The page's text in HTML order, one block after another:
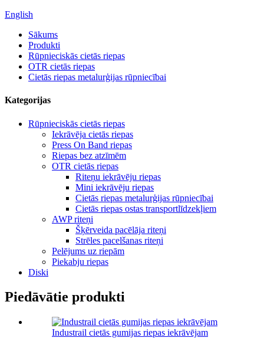
English
Sākums
Produkti
Rūpnieciskās cietās riepas
OTR cietās riepas
Cietās riepas metalurģijas rūpniecībai
Kategorijas
Rūpnieciskās cietās riepas
Iekrāvēja cietās riepas
Press On Band riepas
Riepas bez atzīmēm
OTR cietās riepas
Riteņu iekrāvēju riepas
Mini iekrāvēju riepas
Cietās riepas metalurģijas rūpniecībai
Cietās riepas ostas transportlīdzekļiem
AWP riteņi
Šķērveida pacēlāja riteņi
Strēles pacelšanas riteņi
Pelējums uz riepām
Piekabju riepas
Diski
Piedāvātie produkti
Industrail cietās gumijas riepas iekrāvējam